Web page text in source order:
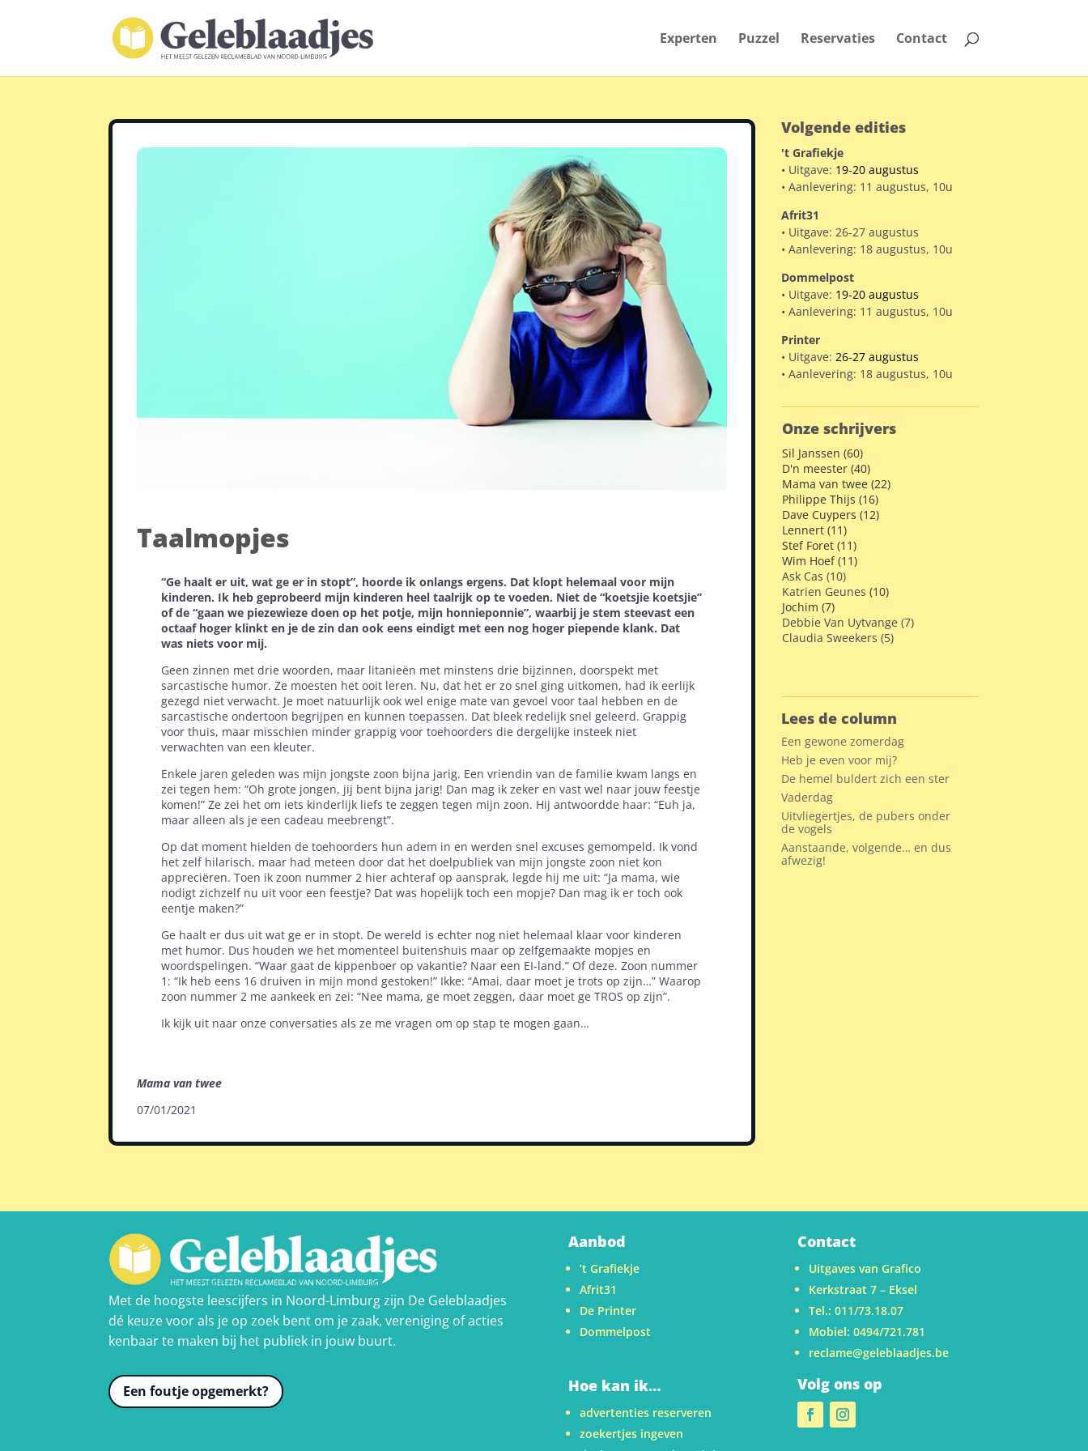
Experten Puzzel Reservaties Contact
Taalmopjes
“Ge haalt er uit, wat ge er in stopt”, hoorde ik onlangs ergens. Dat klopt helemaal voor mijn
kinderen. Ik heb geprobeerd mijn kinderen heel taalrijk op te voeden. Niet de “koetsjie koetsjie”
of de “gaan we piezewieze doen op het potje, mijn honnieponnie”, waarbij je stem steevast een
octaaf hoger klinkt en je de zin dan ook eens eindigt met een nog hoger piepende klank. Dat
was niets voor mij.
Geen zinnen met drie woorden, maar litanieën met minstens drie bijzinnen, doorspekt met
sarcastische humor. Ze moesten het ooit leren. Nu, dat het er zo snel ging uitkomen, had ik eerlijk
gezegd niet verwacht. Je moet natuurlijk ook wel enige mate van gevoel voor taal hebben en de
sarcastische ondertoon begrijpen en kunnen toepassen. Dat bleek redelijk snel geleerd. Grappig
voor thuis, maar misschien minder grappig voor toehoorders die dergelijke insteek niet
verwachten van een kleuter.
Enkele jaren geleden was mijn jongste zoon bijna jarig. Een vriendin van de familie kwam langs en
zei tegen hem: “Oh grote jongen, jij bent bijna jarig! Dan mag ik zeker en vast wel naar jouw feestje
komen!” Ze zei het om iets kinderlijk liefs te zeggen tegen mijn zoon. Hij antwoordde haar: “Euh ja,
maar alleen als je een cadeau meebrengt”.
Op dat moment hielden de toehoorders hun adem in en werden snel excuses gemompeld. Ik vond
het zelf hilarisch, maar had meteen door dat het doelpubliek van mijn jongste zoon niet kon
appreciëren. Toen ik zoon nummer 2 hier achteraf op aansprak, legde hij me uit: “Ja mama, wie
nodigt zichzelf nu uit voor een feestje? Dat was hopelijk toch een mopje? Dan mag ik er toch ook
eentje maken?”
Ge haalt er dus uit wat ge er in stopt. De wereld is echter nog niet helemaal klaar voor kinderen
met humor. Dus houden we het momenteel buitenshuis maar op zelfgemaakte mopjes en
woordspelingen. “Waar gaat de kippenboer op vakantie? Naar een EI-land.” Of deze. Zoon nummer
1: “Ik heb eens 16 druiven in mijn mond gestoken!” Ikke: “Amai, daar moet je trots op zijn…” Waarop
zoon nummer 2 me aankeek en zei: “Nee mama, ge moet zeggen, daar moet ge TROS op zijn”.
Ik kijk uit naar onze conversaties als ze me vragen om op stap te mogen gaan…
Mama van twee
07/01/2021
Volgende edities
't Grafiekje
• Uitgave: 19-20 augustus
• Aanlevering: 11 augustus, 10u
Afrit31
• Uitgave: 26-27 augustus
• Aanlevering: 18 augustus, 10u
Dommelpost
• Uitgave: 19-20 augustus
• Aanlevering: 11 augustus, 10u
Printer
• Uitgave: 26-27 augustus
• Aanlevering: 18 augustus, 10u
Onze schrijvers
Sil Janssen (60)
D'n meester (40)
Mama van twee (22)
Philippe Thijs (16)
Dave Cuypers (12)
Lennert (11)
Stef Foret (11)
Wim Hoef (11)
Ask Cas (10)
Katrien Geunes (10)
Jochim (7)
Debbie Van Uytvange (7)
Claudia Sweekers (5)
Lees de column
Een gewone zomerdag
Heb je even voor mij?
De hemel buldert zich een ster
Vaderdag
Uitvliegertjes, de pubers onder
de vogels
Aanstaande, volgende… en dus
afwezig!
Met de hoogste leescijfers in Noord-Limburg zijn De Geleblaadjes
dé keuze voor als je op zoek bent om je zaak, vereniging of acties
kenbaar te maken bij het publiek in jouw buurt.
Een foutje opgemerkt?
Aanbod
’t Grafiekje
Afrit31
De Printer
Dommelpost
Hoe kan ik…
advertenties reserveren
zoekertjes ingeven
Contact
Uitgaves van Grafico
Kerkstraat 7 – Eksel
Tel.: 011/73.18.07
Mobiel: 0494/721.781
reclame@geleblaadjes.be
Volg ons op